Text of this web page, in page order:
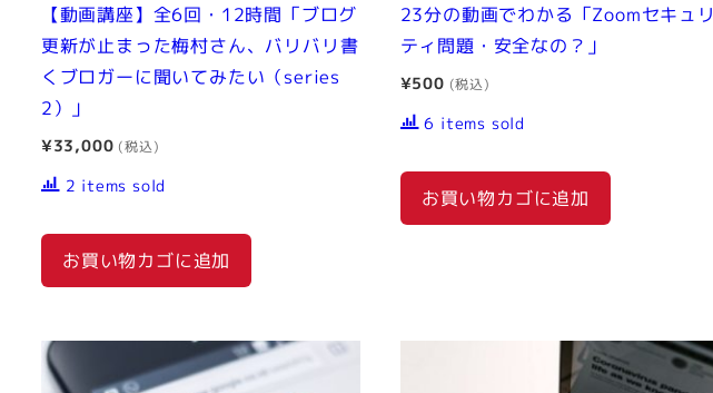
【動画講座】全6回・12時間「ブログ
更新が止まった梅村さん、バリバリ書
くブロガーに聞いてみたい（series
2）」
¥33,000
2 items sold
お買い物カゴに追加
23分の動画でわかる「Zoomセキュリ
ティ問題・安全なの？」
¥500
6 items sold
お買い物カゴに追加